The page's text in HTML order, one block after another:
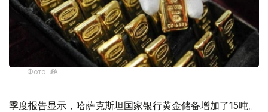
Фото: ӨзА
季度报告显示，哈萨克斯坦国家银行黄金储备增加了15吨。